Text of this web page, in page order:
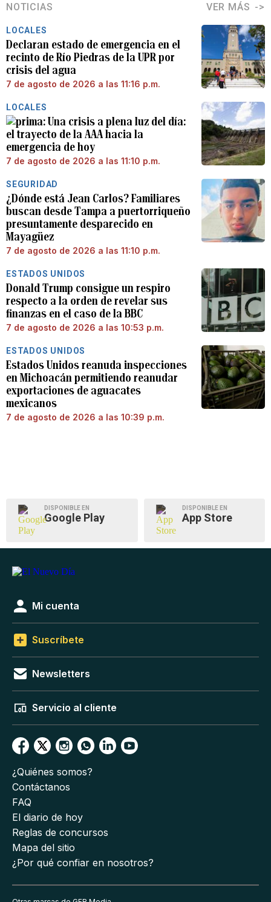
NOTICIAS VER MÁS
LOCALES
Declaran estado de emergencia en el
recinto de Río Piedras de la UPR por
crisis del agua
7 de agosto de 2026 a las 11:16 p.m.
LOCALES
Una crisis a plena luz del día:
el trayecto de la AAA hacia la
emergencia de hoy
7 de agosto de 2026 a las 11:10 p.m.
SEGURIDAD
¿Dónde está Jean Carlos? Familiares
buscan desde Tampa a puertorriqueño
presuntamente desparecido en
Mayagüez
7 de agosto de 2026 a las 11:10 p.m.
ESTADOS UNIDOS
Donald Trump consigue un respiro
respecto a la orden de revelar sus
finanzas en el caso de la BBC
7 de agosto de 2026 a las 10:53 p.m.
ESTADOS UNIDOS
Estados Unidos reanuda inspecciones
en Michoacán permitiendo reanudar
exportaciones de aguacates
mexicanos
7 de agosto de 2026 a las 10:39 p.m.
DISPONIBLE EN
Google Play
DISPONIBLE EN
App Store
Mi cuenta
Suscríbete
Newsletters
Servicio al cliente
¿Quiénes somos?
Contáctanos
FAQ
El diario de hoy
Reglas de concursos
Mapa del sitio
¿Por qué confiar en nosotros?